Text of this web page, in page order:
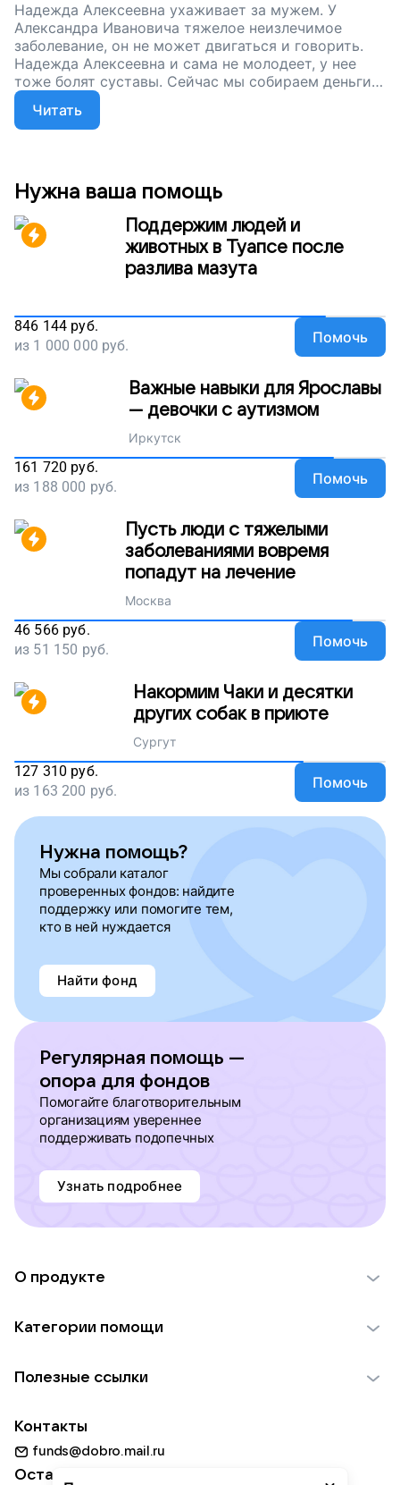
Надежда Алексеевна ухаживает за мужем. У
Александра Ивановича тяжелое неизлечимое
заболевание, он не может двигаться и говорить.
Надежда Алексеевна и сама не молодеет, у нее
тоже болят суставы. Сейчас мы собираем деньги
на медицинское оборудование для Александра
Ивановича, чтобы облегчить жизнь этой семьи,
сделать ее легче и светлее. Вы можете подарить
Читать
Нужна ваша помощь
Поддержим людей и
животных в Туапсе после
разлива мазута
846 144 руб.
из 1 000 000 руб. Помочь
Важные навыки для Ярославы
— девочки с аутизмом
Иркутск
161 720 руб.
из 188 000 руб. Помочь
Пусть люди с тяжелыми
заболеваниями вовремя
попадут на лечение
Москва
46 566 руб.
из 51 150 руб. Помочь
Накормим Чаки и десятки
других собак в приюте
Сургут
127 310 руб.
из 163 200 руб. Помочь
Нужна помощь?
Мы собрали каталог
проверенных фондов: найдите
поддержку или помогите тем,
кто в ней нуждается
Найти фонд
Регулярная помощь —
опора для фондов
Помогайте благотворительным
организациям увереннее
поддерживать подопечных
Узнать подробнее
О продукте
Использование материалов
Для НКО
Партнерам
Категории помощи
Пожилым
Животным
Природе
Полезные ссылки
Добрый день
Контакты
funds@dobro.mail.ru
Оставайтесь с нами